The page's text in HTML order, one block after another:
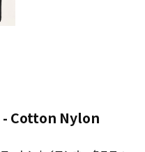
- Cotton Nylon